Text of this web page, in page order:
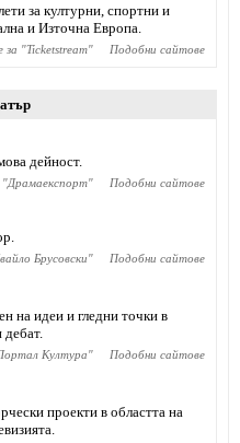
за културни, спортни и
и Източна Европа.
за "Ticketstream" Подобни сайтове
дейност.
"Драмаекспорт" Подобни сайтове
Брусовски" Подобни сайтове
на идеи и гледни точки в
дебат.
Култура" Подобни сайтове
проекти в областта на